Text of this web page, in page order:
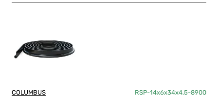
COLUMBUS RSP-14x6x34x4,5-8900